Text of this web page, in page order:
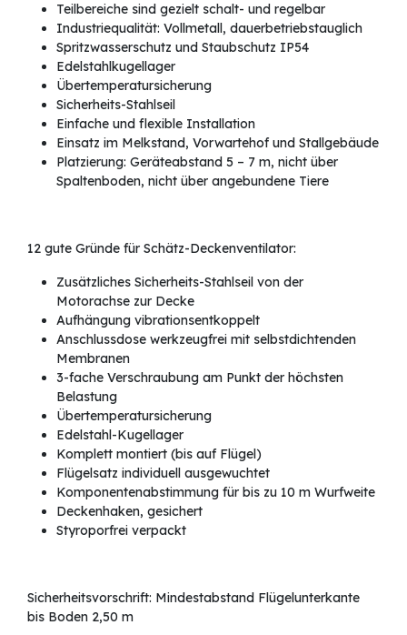
Teilbereiche sind gezielt schalt- und regelbar
Industriequalität: Vollmetall, dauerbetriebstauglich
Spritzwasserschutz und Staubschutz IP54
Edelstahlkugellager
Übertemperatursicherung
Sicherheits-Stahlseil
Einfache und flexible Installation
Einsatz im Melkstand, Vorwartehof und Stallgebäude
Platzierung: Geräteabstand 5 – 7 m, nicht über
Spaltenboden, nicht über angebundene Tiere
12 gute Gründe für Schätz-Deckenventilator:
Zusätzliches Sicherheits-Stahlseil von der
Motorachse zur Decke
Aufhängung vibrationsentkoppelt
Anschlussdose werkzeugfrei mit selbstdichtenden
Membranen
3-fache Verschraubung am Punkt der höchsten
Belastung
Übertemperatursicherung
Edelstahl-Kugellager
Komplett montiert (bis auf Flügel)
Flügelsatz individuell ausgewuchtet
Komponentenabstimmung für bis zu 10 m Wurfweite
Deckenhaken, gesichert
Styroporfrei verpackt
Sicherheitsvorschrift: Mindestabstand Flügelunterkante
bis Boden 2,50 m